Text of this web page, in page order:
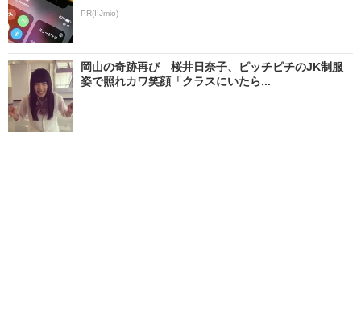
PR(IIJmio)
岡山の奇跡再び 桜井日奈子、ピッチピチのJK制服
姿で照れカワ笑顔「クラスにいたら...